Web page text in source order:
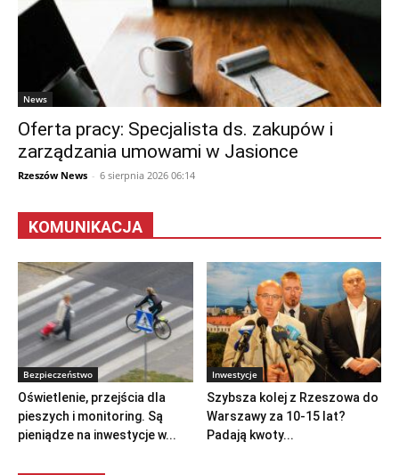
News
Oferta pracy: Specjalista ds. zakupów i
zarządzania umowami w Jasionce
Rzeszów News - 6 sierpnia 2026 06:14
KOMUNIKACJA
Bezpieczeństwo
Oświetlenie, przejścia dla
pieszych i monitoring. Są
pieniądze na inwestycje w...
Inwestycje
Szybsza kolej z Rzeszowa do
Warszawy za 10-15 lat?
Padają kwoty...